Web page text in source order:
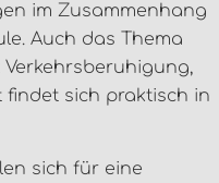
im Zusammenhang
Auch das Thema
Verkehrsberuhigung,
sich praktisch in
sich für eine